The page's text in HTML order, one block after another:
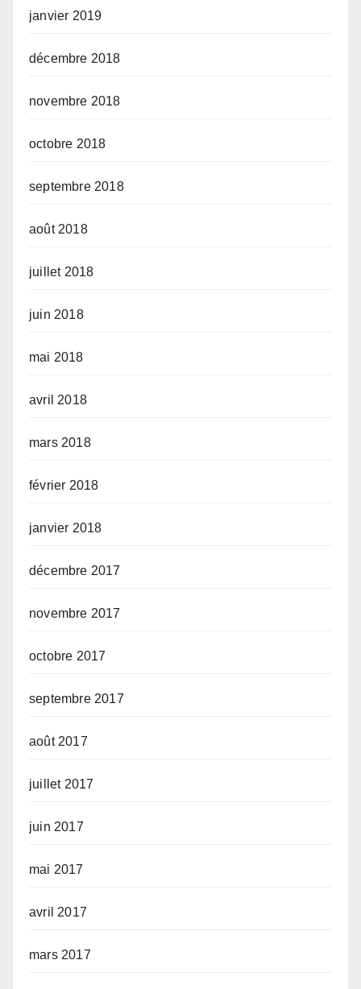
janvier 2019
décembre 2018
novembre 2018
octobre 2018
septembre 2018
août 2018
juillet 2018
juin 2018
mai 2018
avril 2018
mars 2018
février 2018
janvier 2018
décembre 2017
novembre 2017
octobre 2017
septembre 2017
août 2017
juillet 2017
juin 2017
mai 2017
avril 2017
mars 2017